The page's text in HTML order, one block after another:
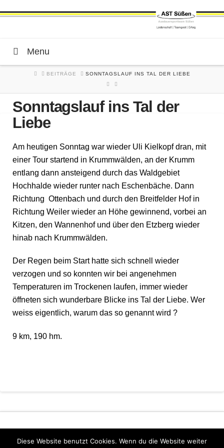
Menu
HOMEBEITRÄGE SONNTAGSLAUF INS TAL DER LIEBE
Sonntagslauf ins Tal der
Liebe
Am heutigen Sonntag war wieder Uli Kielkopf dran, mit
einer Tour startend in Krummwälden, an der Krumm
entlang dann ansteigend durch das Waldgebiet
Hochhalde wieder runter nach Eschenbäche. Dann
Richtung Ottenbach und durch den Breitfelder Hof in
Richtung Weiler wieder an Höhe gewinnend, vorbei an
Kitzen, den Wannenhof und über den Etzberg wieder
hinab nach Krummwälden.
Der Regen beim Start hatte sich schnell wieder
verzogen und so konnten wir bei angenehmen
Temperaturen im Trockenen laufen, immer wieder
öffneten sich wunderbare Blicke ins Tal der Liebe. Wer
weiss eigentlich, warum das so genannt wird ?
9 km, 190 hm.
Diese Website benutzt Cookies. Wenn du die Website weiter